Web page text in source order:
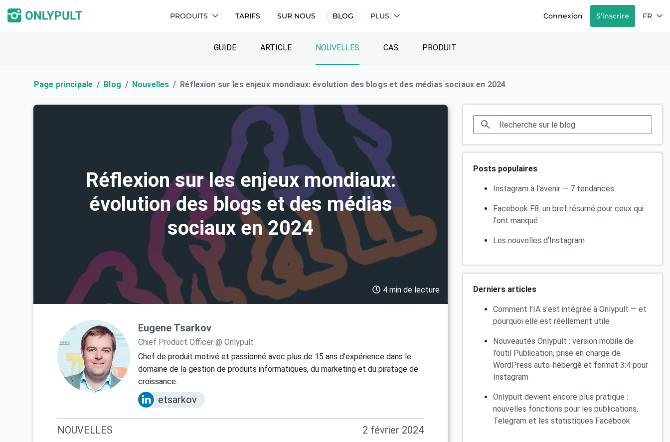
PRODUITS TARIFS SUR NOUS BLOG PLUS Connexion S'inscrire FR
GUIDE ARTICLE NOUVELLES CAS PRODUIT
Page principale Blog Nouvelles Réflexion sur les enjeux mondiaux: évolution des blogs et des médias sociaux en 2024
Réflexion sur les enjeux mondiaux:
évolution des blogs et des médias
sociaux en 2024
4 min de lecture
Eugene Tsarkov
Chief Product Officer @ Onlypult
Chef de produit motivé et passionné avec plus de 15 ans d'expérience dans le
domaine de la gestion de produits informatiques, du marketing et du piratage de
croissance.
etsarkov
NOUVELLES 2 février 2024
Posts populaires
Instagram à l'avenir — 7 tendances
Facebook F8: un bref résumé pour ceux qui
l'ont manqué
Les nouvelles d’Instagram
Derniers articles
Comment l’IA s’est intégrée à Onlypult — et
pourquoi elle est réellement utile
Nouveautés Onlypult : version mobile de
l’outil Publication, prise en charge de
WordPress auto-hébergé et format 3:4 pour
Instagram
Onlypult devient encore plus pratique :
nouvelles fonctions pour les publications,
Telegram et les statistiques Facebook